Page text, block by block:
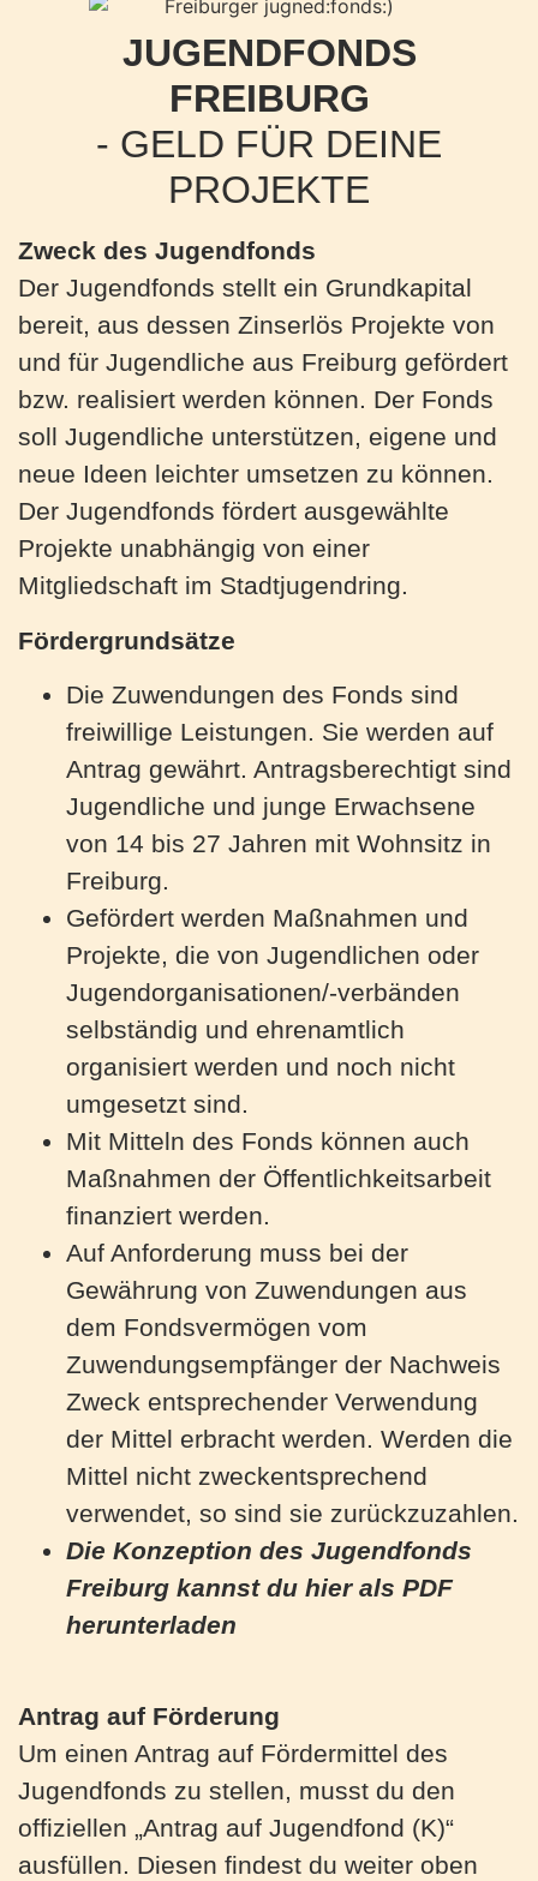
JUGENDFONDS
FREIBURG
- GELD FÜR DEINE
PROJEKTE
Zweck des Jugendfonds
Der Jugendfonds stellt ein Grundkapital
bereit, aus dessen Zinserlös Projekte von
und für Jugendliche aus Freiburg gefördert
bzw. realisiert werden können. Der Fonds
soll Jugendliche unterstützen, eigene und
neue Ideen leichter umsetzen zu können.
Der Jugendfonds fördert ausgewählte
Projekte unabhängig von einer
Mitgliedschaft im Stadtjugendring.
Fördergrundsätze
Die Zuwendungen des Fonds sind
freiwillige Leistungen. Sie werden auf
Antrag gewährt. Antragsberechtigt sind
Jugendliche und junge Erwachsene
von 14 bis 27 Jahren mit Wohnsitz in
Freiburg.
Gefördert werden Maßnahmen und
Projekte, die von Jugendlichen oder
Jugendorganisationen/-verbänden
selbständig und ehrenamtlich
organisiert werden und noch nicht
umgesetzt sind.
Mit Mitteln des Fonds können auch
Maßnahmen der Öffentlichkeitsarbeit
finanziert werden.
Auf Anforderung muss bei der
Gewährung von Zuwendungen aus
dem Fondsvermögen vom
Zuwendungsempfänger der Nachweis
Zweck entsprechender Verwendung
der Mittel erbracht werden. Werden die
Mittel nicht zweckentsprechend
verwendet, so sind sie zurückzuzahlen.
Die Konzeption des Jugendfonds
Freiburg kannst du hier als PDF
herunterladen
Antrag auf Förderung
Um einen Antrag auf Fördermittel des
Jugendfonds zu stellen, musst du den
offiziellen „Antrag auf Jugendfond (K)“
ausfüllen. Diesen findest du weiter oben